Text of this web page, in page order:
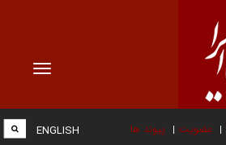
Toggle
عضویت پیوند ها ENGLISH